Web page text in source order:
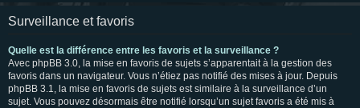
Surveillance et favoris
Quelle est la différence entre les favoris et la surveillance ?
Avec phpBB 3.0, la mise en favoris de sujets s’apparentait à la gestion des
favoris dans un navigateur. Vous n’étiez pas notifié des mises à jour. Depuis
phpBB 3.1, la mise en favoris de sujets est similaire à la surveillance d’un
sujet. Vous pouvez désormais être notifié lorsqu’un sujet favoris a été mis à